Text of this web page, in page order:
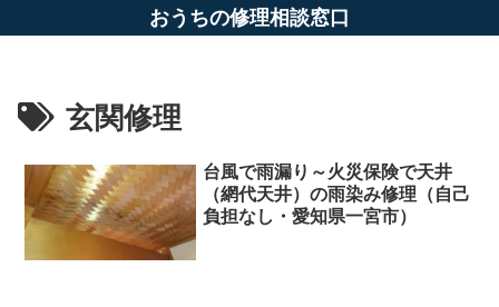
おうちの修理相談窓口
玄関修理
台風で雨漏り～火災保険で天井
（網代天井）の雨染み修理（自己
負担なし・愛知県一宮市）